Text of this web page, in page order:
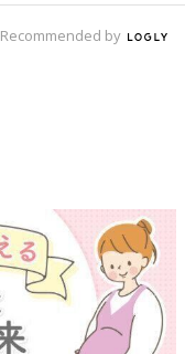
Recommended by